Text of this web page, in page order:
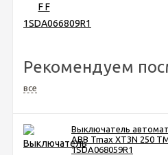
Рекомендуем
все
Выключатель
ABB Tmax XT3N 250
1SDA068059R1